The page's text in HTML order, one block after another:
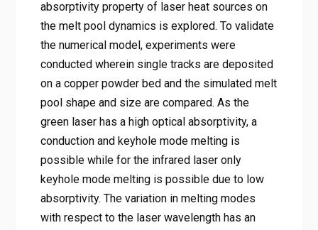
absorptivity property of laser heat sources on
the melt pool dynamics is explored. To validate
the numerical model, experiments were
conducted wherein single tracks are deposited
on a copper powder bed and the simulated melt
pool shape and size are compared. As the
green laser has a high optical absorptivity, a
conduction and keyhole mode melting is
possible while for the infrared laser only
keyhole mode melting is possible due to low
absorptivity. The variation in melting modes
with respect to the laser wavelength has an